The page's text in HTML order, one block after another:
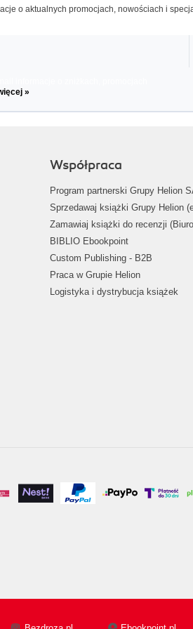
o aktualnych promocjach, nowościach i
»
Współpraca
Program partnerski Grupy Helion
Sprzedawaj książki Grupy Helion
Zamawiaj książki do recenzji
BIBLIO Ebookpoint
Custom Publishing - B2B
Praca w Grupie Helion
Logistyka i dystrybucja książek